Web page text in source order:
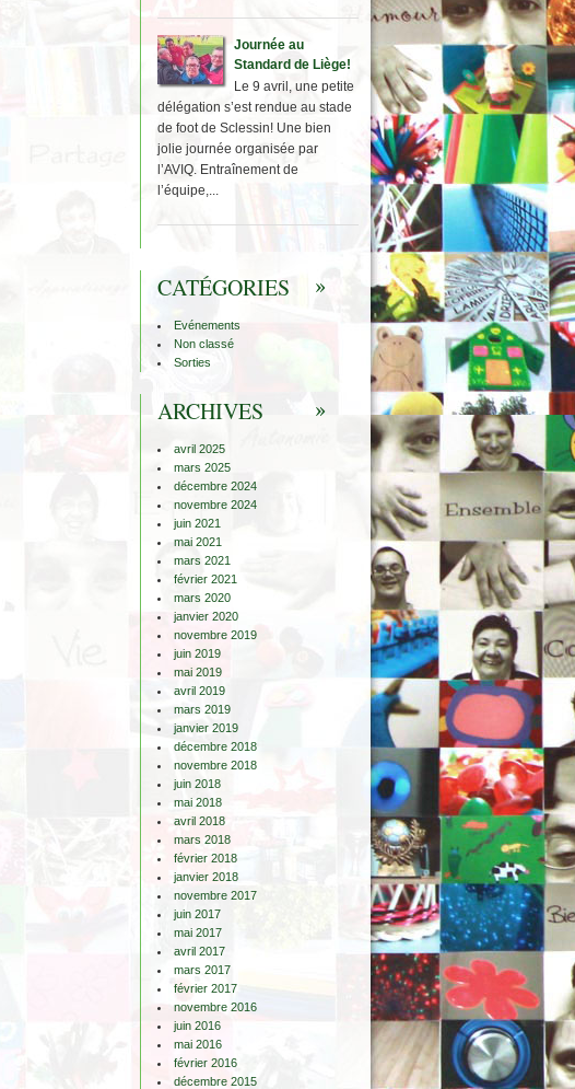
Journée au
Standard de Liège!
Le 9 avril, une petite
délégation s’est rendue au stade
de foot de Sclessin! Une bien
jolie journée organisée par
l’AVIQ. Entraînement de
l’équipe,...
CATÉGORIES
Evénements
Non classé
Sorties
ARCHIVES
avril 2025
mars 2025
décembre 2024
novembre 2024
juin 2021
mai 2021
mars 2021
février 2021
mars 2020
janvier 2020
novembre 2019
juin 2019
mai 2019
avril 2019
mars 2019
janvier 2019
décembre 2018
novembre 2018
juin 2018
mai 2018
avril 2018
mars 2018
février 2018
janvier 2018
novembre 2017
juin 2017
mai 2017
avril 2017
mars 2017
février 2017
novembre 2016
juin 2016
mai 2016
février 2016
décembre 2015